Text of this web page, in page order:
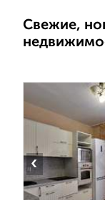
Свежие,
‹